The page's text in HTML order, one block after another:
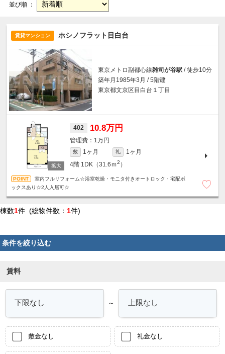
並び順 ：
賃貸マンション ホシノフラット目白台
東京メトロ副都心線雑司が谷駅 / 徒歩10分
築年月1985年3月 / 5階建
東京都文京区目白台１丁目
402 10.8万円
1万円
敷 1ヶ月 礼
1ヶ月
4階 1DK（31.6ｍ2 ）
室内フルリフォーム☆浴室乾燥・モニタ付きオートロック・宅配ボ
ックスあり☆2人入居可☆
棟数1件 (総物件数： 1件)
条件を絞り込む
賃料
～
敷金なし 礼金なし